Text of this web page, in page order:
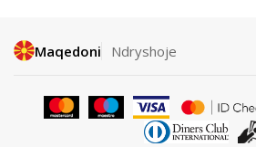
Maqedoni Ndryshoje